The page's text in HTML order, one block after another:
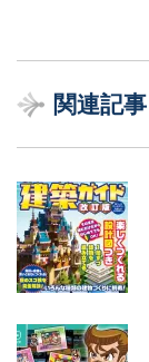
関連記事